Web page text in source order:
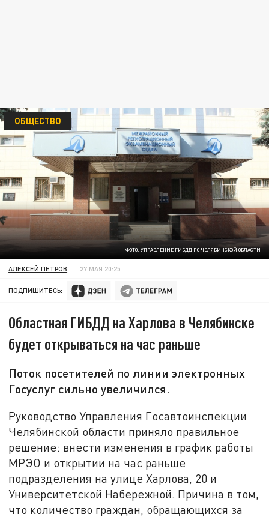
ФОТО: УПРАВЛЕНИЕ ГИБДД ПО ЧЕЛЯБИНСКОЙ ОБЛАСТИ
ОБЩЕСТВО
АЛЕКСЕЙ ПЕТРОВ 27 МАЯ 20:25
ПОДПИШИТЕСЬ:
Областная ГИБДД на Харлова в Челябинске
будет открываться на час раньше
Поток посетителей по линии электронных
Госуслуг сильно увеличился.
Руководство Управления Госавтоинспекции
Челябинской области приняло правильное
решение: внести изменения в график работы
МРЭО и открытии на час раньше
подразделения на улице Харлова, 20 и
Университетской Набережной. Причина в том,
что количество граждан, обращающихся за